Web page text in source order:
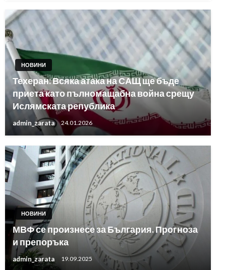
НОВИНИ
Техеран: Всяка атака на САЩ ще бъде
приета като пълномащабна война срещу
Ислямската република
admin_zarata 24.01.2026
НОВИНИ
МВФ се произнесе за България. Прогноза
и препоръка
admin_zarata 19.09.2025